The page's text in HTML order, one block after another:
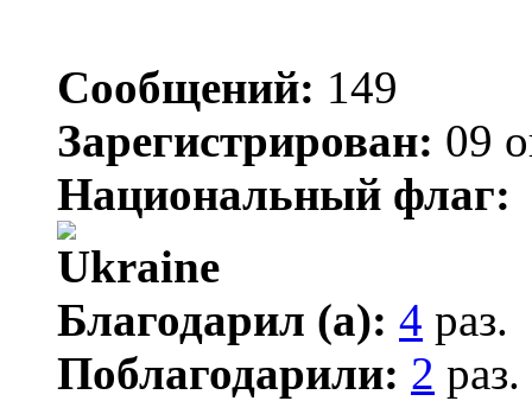
Сообщений: 149
Зарегистрирован: 09
Национальный флаг:
Благодарил (а): 4 раз.
Поблагодарили: 2 раз.